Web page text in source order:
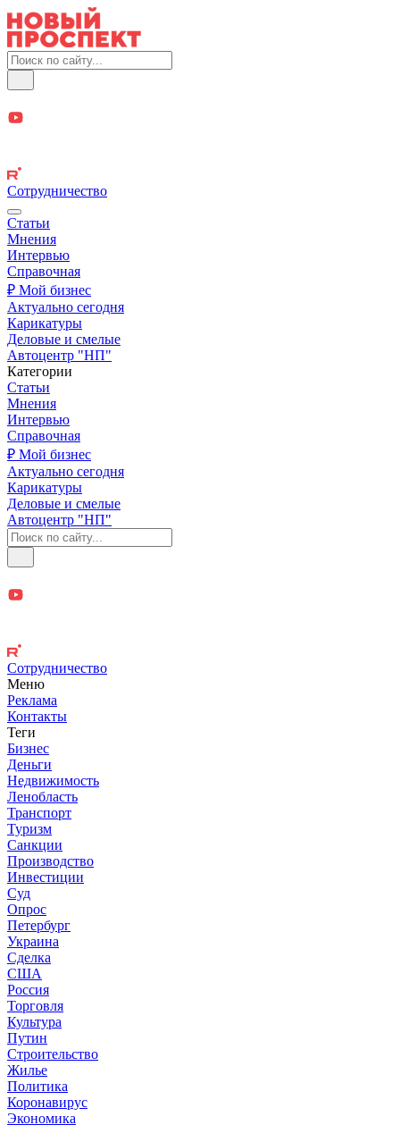
Сотрудничество
Статьи
Мнения
Интервью
Справочная
₽ Мой бизнес
Актуально сегодня
Карикатуры
Деловые и смелые
Автоцентр "НП"
Категории
Статьи
Мнения
Интервью
Справочная
₽ Мой бизнес
Актуально сегодня
Карикатуры
Деловые и смелые
Автоцентр "НП"
Сотрудничество
Меню
Реклама
Контакты
Теги
Бизнес
Деньги
Недвижимость
Ленобласть
Транспорт
Туризм
Санкции
Производство
Инвестиции
Суд
Опрос
Петербург
Украина
Сделка
США
Россия
Торговля
Культура
Путин
Строительство
Жилье
Политика
Коронавирус
Экономика